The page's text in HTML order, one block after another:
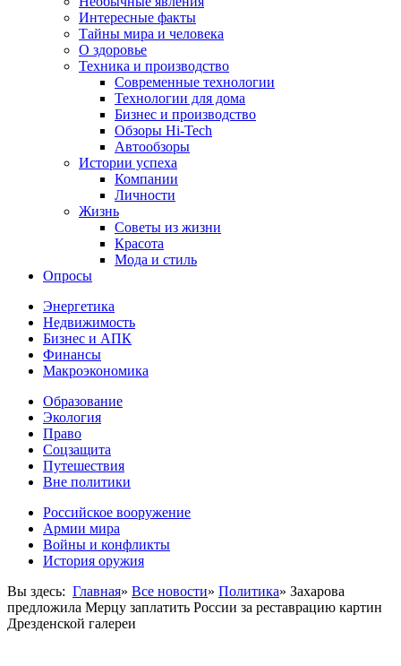
Интересные факты
Тайны мира и человека
О здоровье
Техника и производство
Современные технологии
Технологии для дома
Бизнес и производство
Обзоры Hi-Tech
Автообзоры
Истории успеха
Компании
Личности
Жизнь
Советы из жизни
Красота
Мода и стиль
Опросы
Энергетика
Недвижимость
Бизнес и АПК
Финансы
Макроэкономика
Образование
Экология
Право
Соцзащита
Путешествия
Вне политики
Российское вооружение
Армии мира
Войны и конфликты
История оружия
Вы здесь: Главная» Все новости» Политика» Захарова
предложила Мерцу заплатить России за реставрацию картин
Дрезденской галереи